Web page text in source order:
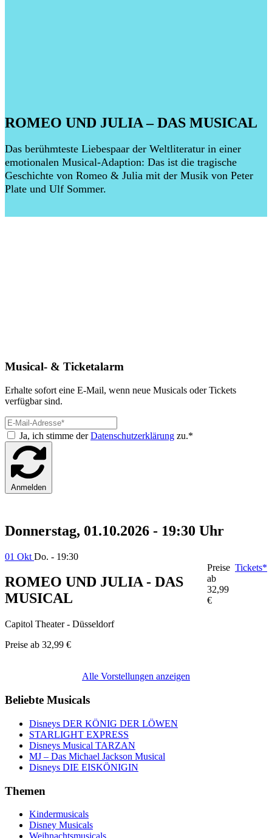
ROMEO UND JULIA – DAS MUSICAL
Das berühmteste Liebespaar der Weltliteratur in einer
emotionalen Musical-Adaption: Das ist die tragische
Geschichte von Romeo & Julia mit der Musik von Peter
Plate und Ulf Sommer.
Musical- & Ticketalarm
Erhalte sofort eine E-Mail, wenn neue Musicals oder Tickets
verfügbar sind.
Ja, ich stimme derDatenschutzerklärung zu.*
Anmelden
Donnerstag, 01.10.2026 - 19:30 Uhr
01 Okt Do. - 19:30
ROMEO UND JULIA - DAS
MUSICAL
Capitol Theater - Düsseldorf
Preise ab 32,99 €
Preise
ab
32,99
€
Tickets*
Alle Vorstellungen anzeigen
Beliebte Musicals
Disneys DER KÖNIG DER LÖWEN
STARLIGHT EXPRESS
Disneys Musical TARZAN
MJ – Das Michael Jackson Musical
Disneys DIE EISKÖNIGIN
Themen
Kindermusicals
Disney Musicals